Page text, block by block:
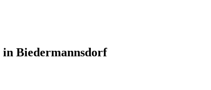
in Biedermannsdorf